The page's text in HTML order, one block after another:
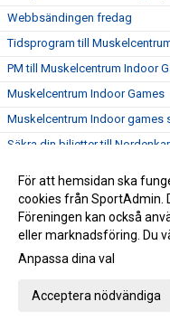
Webbsändingen fredag
Tidsprogram till
PM till Muskelcentrum Indoor
Muskelcentrum Indoor Games
Muskelcentrum Indoor games
Säkra din biljetter till
Viktig info runt nyanmälan
Landslagsuppföljning i
Mondo tilldelades priset
För att hemsidan ska
cookies från SportAdmin.
Föreningen kan också
eller marknadsföring. Du
Anpassa dina val
Acceptera nödvändiga